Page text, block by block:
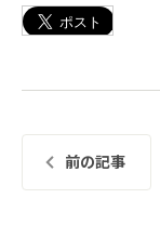
前の記事